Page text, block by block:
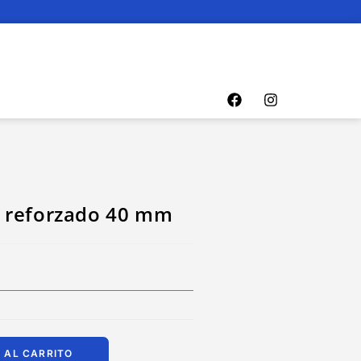
40 mm
AL CARRITO